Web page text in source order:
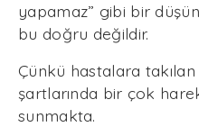
yapamaz” gibi bir
bu doğru değildir.
Çünkü hastalara
şartlarında bir çok
sunmakta.